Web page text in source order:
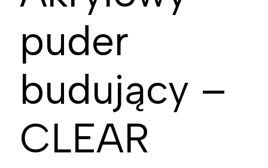
puder
budujący –
CLEAR